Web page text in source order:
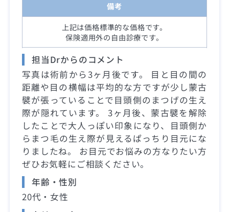
備考
上記は価格標準的な価格です。
保険適用外の自由診療です。
担当Drからのコメント
写真は術前から3ヶ月後です。 目と目の間の
距離や目の横幅は平均的な方ですが少し蒙古
襞が張っていることで目頭側のまつげの生え
際が隠れています。 3ヶ月後、蒙古襞を解除
したことで大人っぽい印象になり、目頭側か
らまつ毛の生え際が見えるぱっちり目元にな
りましたね。 お目元でお悩みの方なりたい方
ぜひお気軽にご相談ください。
年齢・性別
20代・女性